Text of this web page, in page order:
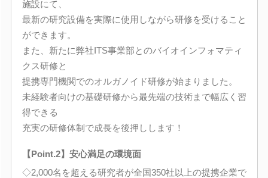
施設にて、
最新の研究設備を実際に使用しながら研修を受けること
ができます。
また、新たに弊社ITS事業部とのバイオインフォマティ
クス研修と
提携専門機関でのオルガノイド研修が始まりました。
未経験者向けの基礎研修から最先端の技術まで幅広く習
得できる
充実の研修体制で成長を後押しします！
【Point.2】安心満足の環境面
◇2,000名を超える研究者が全国350社以上の提携企業で